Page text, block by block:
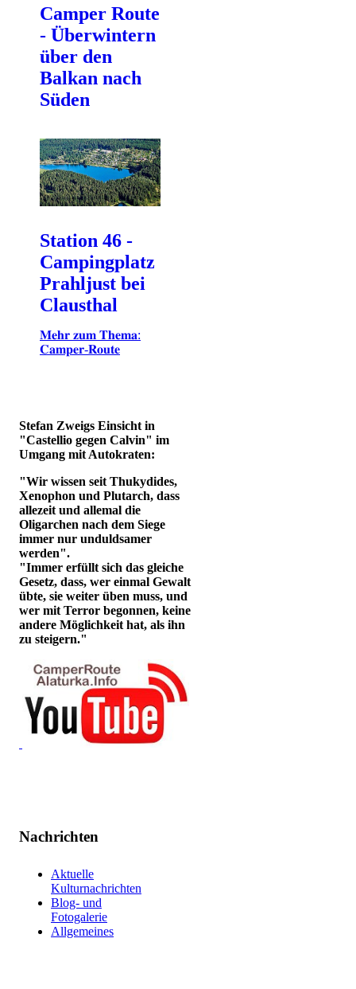
Camper Route
- Überwintern
über den
Balkan nach
Süden
Station 46 -
Campingplatz
Prahljust bei
Clausthal
𝐌𝐞𝐡𝐫 𝐳𝐮𝐦 𝐓𝐡𝐞𝐦𝐚:
𝐂𝐚𝐦𝐩𝐞𝐫-𝐑𝐨𝐮𝐭𝐞
Stefan Zweigs Einsicht in
"Castellio gegen Calvin" im
Umgang mit Autokraten:
"Wir wissen seit Thukydides,
Xenophon und Plutarch, dass
allezeit und allemal die
Oligarchen nach dem Siege
immer nur unduldsamer
werden".
"Immer erfüllt sich das gleiche
Gesetz, dass, wer einmal Gewalt
übte, sie weiter üben muss, und
wer mit Terror begonnen, keine
andere Möglichkeit hat, als ihn
zu steigern."
Nachrichten
Aktuelle
Kulturnachrichten
Blog- und
Fotogalerie
Allgemeines